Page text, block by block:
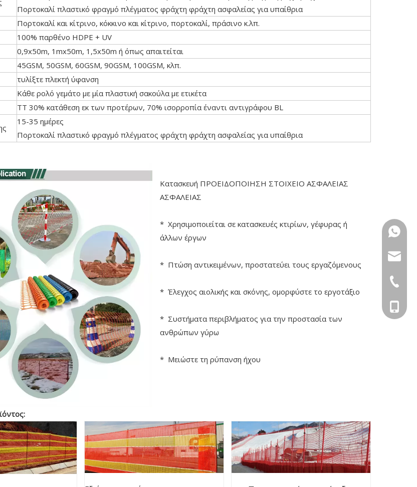
Πορτοκαλί πλαστικό φραγμό πλέγματος φράχτη φράχτη ασφαλείας για υπαίθρια
Πορτοκαλί και κίτρινο, κόκκινο και κίτρινο, πορτοκαλί, πράσινο κ.λπ.
100% παρθένο HDPE + UV
0,9x50m, 1mx50m, 1,5x50m ή όπως απαιτείται
45GSM, 50GSM, 60GSM, 90GSM, 100GSM, κλπ.
τυλίξτε πλεκτή ύφανση
Κάθε ρολό γεμάτο με μία πλαστική σακούλα με ετικέτα
TT 30% κατάθεση εκ των προτέρων, 70% ισορροπία έναντι αντιγράφου BL
15-35 ημέρες
Πορτοκαλί πλαστικό φραγμό πλέγματος φράχτη φράχτη ασφαλείας για υπαίθρια
Κατασκευή ΠΡΟΕΙΔΟΠΟΙΗΣΗ ΣΤΟΙΧΕΙΟ ΑΣΦΑΛΕΙΑΣ
ΑΣΦΑΛΕΙΑΣ
* Χρησιμοποιείται σε κατασκευές κτιρίων, γέφυρας ή
άλλων έργων
* Πτώση αντικειμένων, προστατεύει τους εργαζόμενους
* Έλεγχος αιολικής και σκόνης, ομορφύστε το εργοτάξιο
* Συστήματα περιβλήματος για την προστασία των
ανθρώπων γύρω
* Μειώστε τη ρύπανση ήχου
+86-
+86-
+86-